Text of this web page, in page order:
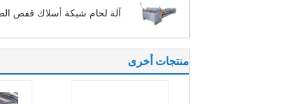
آلة لحام شبكة أسلاك قفص
منتجات أخرى